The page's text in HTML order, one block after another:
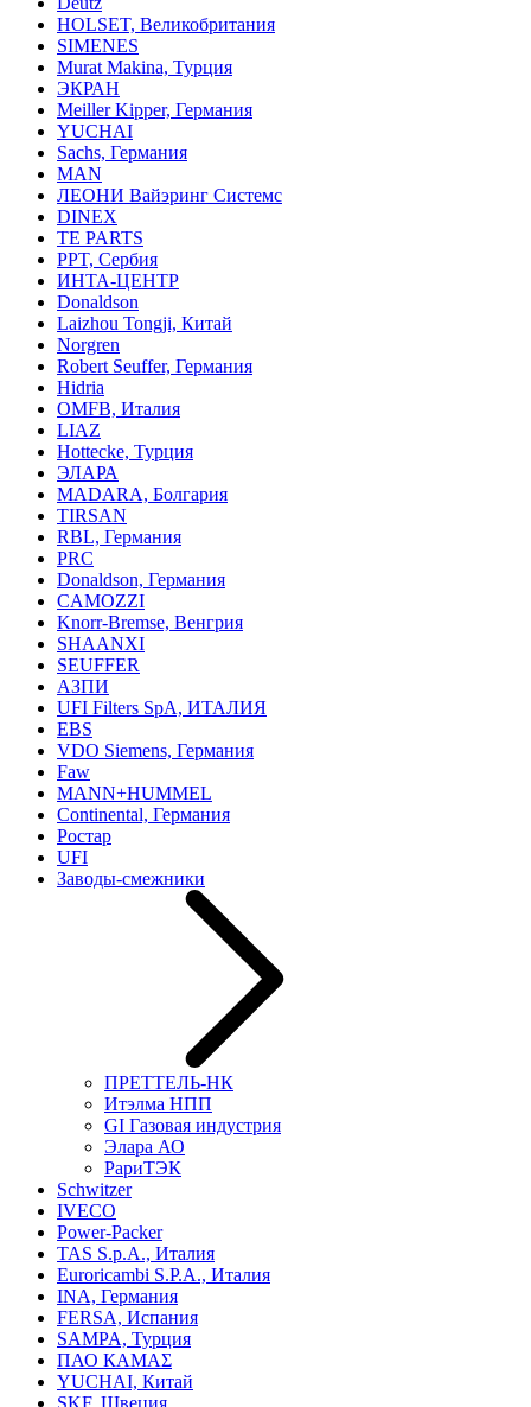
HOLSET, Великобритания
SIMENES
Murat Makina, Турция
ЭКРАН
Meiller Kipper, Германия
YUCHAI
Sachs, Германия
MAN
ЛЕОНИ Вайэринг Системс
DINEX
TE PARTS
PPT, Сербия
ИНТА-ЦЕНТР
Donaldson
Laizhou Tongji, Китай
Norgren
Robert Seuffer, Германия
Hidria
OMFB, Италия
LIAZ
Hottecke, Турция
ЭЛАРА
MADARA, Болгария
TIRSAN
RBL, Германия
PRC
Donaldson, Германия
CAMOZZI
Knorr-Bremse, Венгрия
SHAANXI
SEUFFER
АЗПИ
UFI Filters SpA, ИТАЛИЯ
EBS
VDO Siemens, Германия
Faw
MANN+HUMMEL
Continental, Германия
Ростар
UFI
Заводы-смежники
ПРЕТТЕЛЬ-НК
Итэлма НПП
GI Газовая индустрия
Элара АО
РариТЭК
Schwitzer
IVECO
Power-Packer
TAS S.p.A., Италия
Euroricambi S.P.A., Италия
INA, Германия
FERSA, Испания
SAMPA, Турция
ПАО КАМАΣ
YUCHAI, Китай
SKF, Швеция